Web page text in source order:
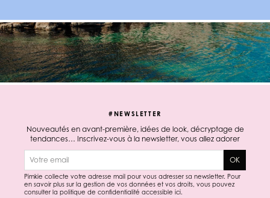
#NEWSLETTER
Nouveautés en avant-première, idées de look, décryptage de
tendances… Inscrivez-vous à la newsletter, vous allez adorer
OK
Pimkie collecte votre adresse mail pour vous adresser sa newsletter. Pour
en savoir plus sur la gestion de vos données et vos droits, vous pouvez
consulter la politique de confidentialité accessible ici.